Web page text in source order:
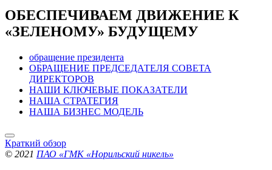
ОБЕСПЕЧИВАЕМ ДВИЖЕНИЕ К
«ЗЕЛЕНОМУ» БУДУЩЕМУ
обращение президента
ОБРАЩЕНИЕ ПРЕДСЕДАТЕЛЯ СОВЕТА
ДИРЕКТОРОВ
НАШИ КЛЮЧЕВЫЕ ПОКАЗАТЕЛИ
НАША СТРАТЕГИЯ
НАША БИЗНЕС МОДЕЛЬ
Краткий обзор
© 2021 ПАО «ГМК «Норильский никель»